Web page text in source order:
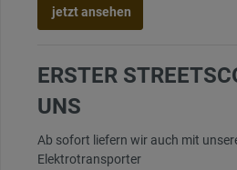
jetzt ansehen
ERSTER
UNS
Ab sofort liefern wir auch mit
Elektrotransporter